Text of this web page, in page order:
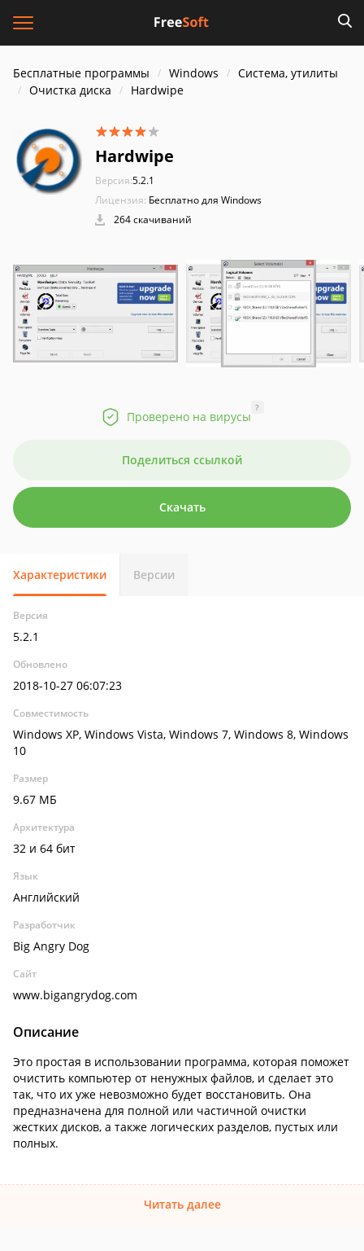
Бесплатные программы Windows
Система, утилиты
Очистка диска
Hardwipe
Hardwipe
Версия:5.2.1
Лицензия: Бесплатно для Windows
264 скачиваний
Проверено на вирусы
?
Поделиться ссылкой
Скачать
Характеристики Версии
Версия
5.2.1
Обновлено
2018-10-27 06:07:23
Совместимость
Windows XP, Windows Vista, Windows 7, Windows 8, Windows
10
Размер
9.67 МБ
Архитектура
32 и 64 бит
Язык
Английский
Разработчик
Big Angry Dog
Сайт
www.bigangrydog.com
Описание
Это простая в использовании программа, которая поможет
очистить компьютер от ненужных файлов, и сделает это
так, что их уже невозможно будет восстановить. Она
предназначена для полной или частичной очистки
жестких дисков, а также логических разделов, пустых или
полных.
Читать далее